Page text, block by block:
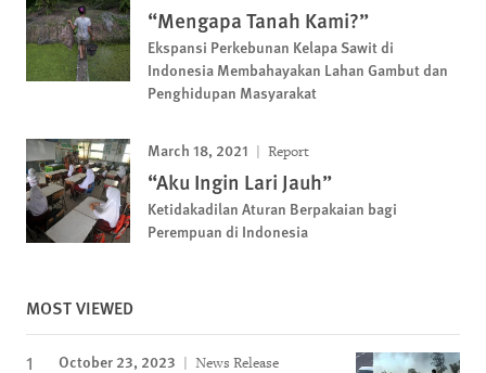
“Mengapa Tanah Kami?”
Ekspansi Perkebunan Kelapa Sawit di
Indonesia Membahayakan Lahan Gambut dan
Penghidupan Masyarakat
March 18, 2021 Report
“Aku Ingin Lari Jauh”
Ketidakadilan Aturan Berpakaian bagi
Perempuan di Indonesia
MOST VIEWED
October 23, 2023 News Release